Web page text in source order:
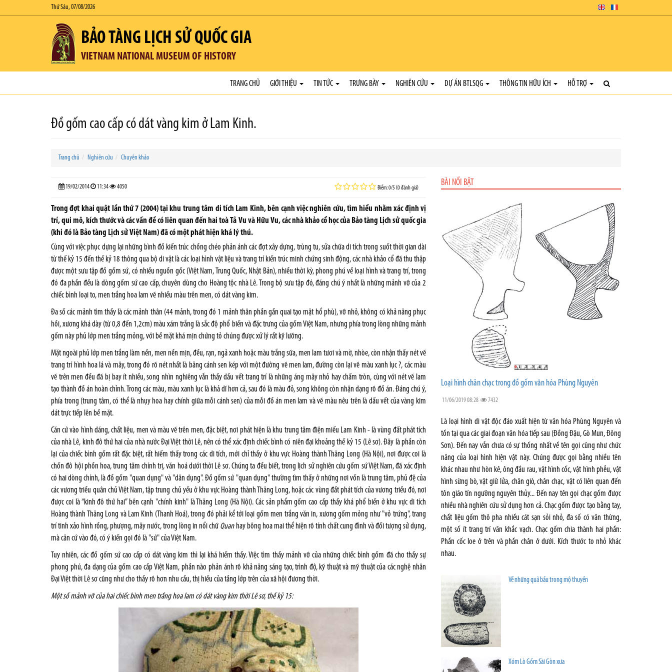
Thứ Sáu, 07/08/2026
BẢO TÀNG LỊCH SỬ QUỐC GIA
VIETNAM NATIONAL MUSEUM OF HISTORY
TRANG CHỦ GIỚI THIỆU TIN TỨC TRƯNG BÀY NGHIÊN CỨU DỰ ÁN BTLSQG THÔNG TIN HỮU ÍCH HỖ TRỢ
Đồ gốm cao cấp có dát vàng kim ở Lam Kinh.
Trang chủ Nghiên cứu Chuyên khảo
19/02/2014 11:34 4050 Điểm: 0/5 (0 đánh giá)
Trong đợt khai quật lần thứ 7 (2004) tại khu trung tâm di tích Lam Kinh, bên cạnh việc nghiên cứu, tìm hiểu nhằm xác định vị
trí, qui mô, kích thước và các vấn đề có liên quan đến hai toà Tả Vu và Hữu Vu, các nhà khảo cổ học của Bảo tàng Lịch sử quốc gia
(khi đó là Bảo tàng Lịch sử Việt Nam) đã có một phát hiện khá lý thú.
Cùng với việc phục dựng lại những bình đồ kiến trúc chồng chéo phản ánh các đợt xây dựng, trùng tu, sửa chữa di tích trong suốt thời gian dài
từ thế kỷ 15 đến thế kỷ 18 thông qua bộ di vật là các loại hình vật liệu và trang trí kiến trúc minh chứng sinh động, các nhà khảo cổ đã thu thập
đ­ược một s­ưu tập đồ gốm sứ, có nhiều nguồn gốc (Việt Nam, Trung Quốc, Nhật Bản), nhiều thời kỳ, phong phú về loại hình và trang trí, trong
đó đa phần đều là dòng gốm sứ cao cấp, chuyên dùng cho Hoàng tộc nhà Lê. Trong bộ sưu tập đó, đáng chú ý nhất là những mảnh vỡ của 2
chiếc bình loại to, men trắng hoa lam vẽ nhiều màu trên men, có dát vàng kim.
Đa số các mảnh tìm thấy là các mảnh thân (44 mảnh, trong đó 1 mảnh thân phần gần quai tạo mặt hổ phù), vỡ nhỏ, không có khả năng phục
hồi, xư­ơng khá dày (từ 0,8 đến 1,2cm) màu xám trắng là sắc độ phổ biến và đặc trưng của gốm Việt Nam, nhưng phía trong lòng những mảnh
gốm này phủ lớp men trắng mỏng, với bề mặt khá mịn chứng tỏ chúng đư­ợc xử lý rất kỹ lưỡng.
Mặt ngoài phủ lớp men trắng làm nền, men nền mịn, đều, rạn, ngả xanh hoặc màu trắng sữa, men lam t­ươi và mờ, nhòe, còn nhận thấy nét vẽ
trang trí hình hoa lá và mây, trong đó rõ nét nhất là băng cánh sen kép với một đ­ường vẽ men lam, đường còn lại vẽ màu xanh lục ?, các màu
vẽ trên men đều đã bị bay ít nhiều, song nhìn nghiêng vẫn thấy dấu vết trang trí là những áng mây nhỏ hay chấm tròn, cùng với nét vẽ lam
tạo thành đồ án hoàn chỉnh. Trong các màu, màu xanh lục là khả dĩ hơn cả, sau đó là màu đỏ, song không còn nhận dạng rõ đồ án. Đáng chú ý,
phía trong (trung tâm, có thể là nhụy hoa hay chính giữa mỗi cánh sen) của mỗi đồ án men lam và vẽ màu nêu trên là dấu vết của vàng kim
dát trực tiếp lên bề mặt.
Căn cứ vào hình dáng, chất liệu, men và màu vẽ trên men, đặc biệt, nơi phát hiện là khu trung tâm điện miếu Lam Kinh - là vùng đất phát tích
của nhà Lê, kinh đô thứ hai của nhà nư­ớc Đại Việt thời Lê, nên có thể xác định chiếc bình có niên đại khoảng thế kỷ 15 (Lê sơ). Đây là phần còn
lại của chiếc bình gốm rất đặc biệt, rất hiếm thấy trong các di tích, mới chỉ thấy ở khu vực Hoàng thành Thăng Long (Hà Nội), nơi được coi là
chốn đô hội phồn hoa, trung tâm chính trị, văn hoá d­ưới thời Lê sơ.Chúng ta đều biết, trong lịch sử nghiên cứu gốm sứ Việt Nam, đã xác định
có hai dòng chính, là đồ gốm "quan dụng" và "dân dụng". Đồ gốm sứ "quan dụng" th­ường tìm thấy ở những nơi vốn là trung tâm, phủ đệ của
các v­ương triều quân chủ Việt Nam, tập trung chủ yếu ở khu vực Hoàng thành Thăng Long, hoặc các vùng đất phát tích của v­ương triều đó, nơi
đ­ược coi là “kinh đô thứ hai” bên cạnh "chính kinh" là Thăng Long (Hà Nội). Các sản phẩm gốm cao cấp thấy khá phổ biến ở khu vực di tích
Hoàng thành Thăng Long và Lam Kinh (Thanh Hoá), trong đó phải kể tới loại gốm men trắng văn in, x­ương gốm mỏng nh­ư "vỏ trứng", trang
trí tinh xảo hình rồng, ph­ượng, mây n­ước, trong lòng in nổi chữ Quan hay bông hoa mai thể hiện rõ tính chất cung đình và đối tư­ợng sử dụng,
mà căn cứ vào đó, có ý kiến gọi đó là "sứ" của Việt Nam.
Tuy nhiên, các đồ gốm sứ cao cấp có dát vàng kim thì lại khá hiếm thấy. Việc tìm thấy mảnh vỡ của những chiếc bình gốm đã cho thấy sự
phong phú, đa dạng của gốm cao cấp Việt Nam, phần nào phản ánh rõ khả năng sáng tạo, trình độ, kỹ thuật và mỹ thuật của các nghệ nhân
Đại Việt thời Lê sơ cũng như cho thấy rõ hơn nhu cầu, thị hiếu của tầng lớp trên của xã hội đương thời.
Một số mảnh vỡ của hai chiếc bình men trắng hoa lam có dát vàng kim thời Lê sơ, thế kỷ 15:
BÀI NỔI BẬT
Loại hình chân chạc trong đồ gốm văn hóa Phùng Nguyên
11/06/2019 08:28 7432
Là loại hình di vật độc đáo xuất hiện từ văn hóa Phùng Nguyên và
tồn tại qua các giai đoạn văn hóa tiếp sau (Đồng Đậu, Gò Mun, Đông
Sơn). Đến nay vẫn chưa có sự thống nhất về tên gọi cũng như chức
năng của loại hình hiện vật này. Chúng được gọi bằng nhiều tên
khác nhau như hòn kê, ông đầu rau, vật hình cốc, vật hình phễu, vật
hình sừng bò, vật giữ lửa, chân giò, chân chạc, vật có liên quan đến
tôn giáo tín ngưỡng nguyên thủy... Đến nay tên gọi chạc gốm được
nhiều nhà nghiên cứu sử dụng hơn cả. Chạc gốm được tạo bằng tay,
chất liệu gốm thô pha nhiều cát sạn sỏi nhỏ, đa số có văn thừng,
một số ít trang trí văn khắc vạch. Chạc gốm chia thành hai phần:
Phần cốc loe ở trên và phần chân ở dưới. Kích thước to nhỏ khác
nhau.
Về những quả bầu trong mộ thuyền
Xóm Lò Gốm Sài Gòn xưa